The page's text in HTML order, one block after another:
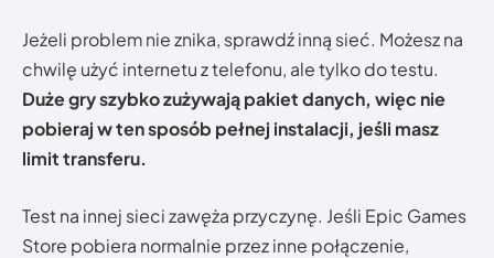
Jeżeli problem nie znika, sprawdź inną sieć. Możesz na
chwilę użyć internetu z telefonu, ale tylko do testu.
Duże gry szybko zużywają pakiet danych, więc nie
pobieraj w ten sposób pełnej instalacji, jeśli masz
limit transferu.
Test na innej sieci zawęża przyczynę. Jeśli Epic Games
Store pobiera normalnie przez inne połączenie,